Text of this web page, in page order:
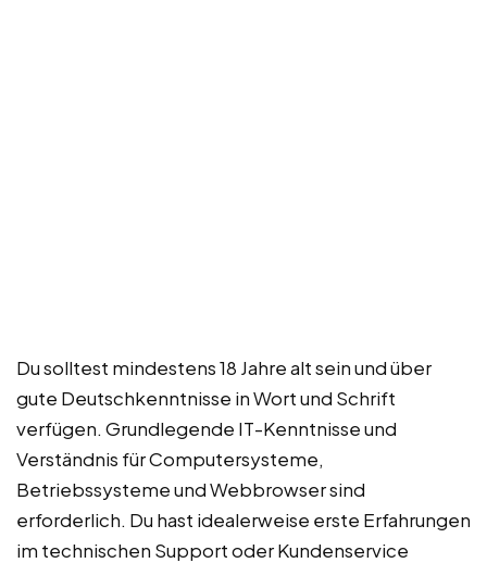
Du solltest mindestens 18 Jahre alt sein und über
gute Deutschkenntnisse in Wort und Schrift
verfügen. Grundlegende IT-Kenntnisse und
Verständnis für Computersysteme,
Betriebssysteme und Webbrowser sind
erforderlich. Du hast idealerweise erste Erfahrungen
im technischen Support oder Kundenservice